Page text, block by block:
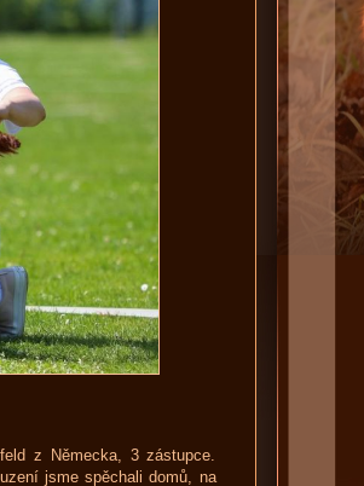
z Německa, 3 zástupce.
jsme spěchali domů, na